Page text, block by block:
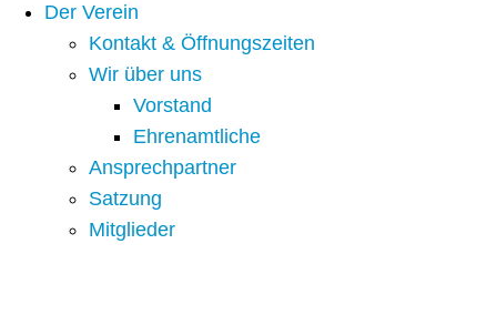
Der Verein
Kontakt & Öffnungszeiten
Wir über uns
Vorstand
Ehrenamtliche
Ansprechpartner
Satzung
Mitglieder